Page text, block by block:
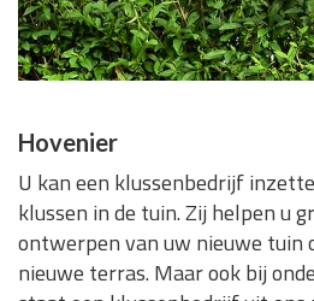
Hovenier
U kan een klussenbedrijf
klussen in de tuin. Zij helpen u
ontwerpen van uw nieuwe tuin
nieuwe terras. Maar ook bij